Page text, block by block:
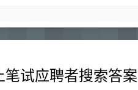
试应聘者搜索答案